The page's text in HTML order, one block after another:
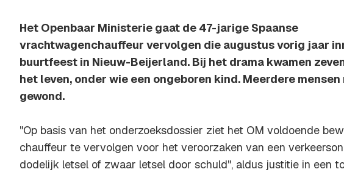
Het Openbaar Ministerie gaat de 47-jarige Spaanse
vrachtwagenchauffeur vervolgen die augustus vorig jaar
buurtfeest in Nieuw-Beijerland. Bij het drama kwamen
het leven, onder wie een ongeboren kind. Meerdere
gewond.
"Op basis van het onderzoeksdossier ziet het OM voldoende
chauffeur te vervolgen voor het veroorzaken van een
dodelijk letsel of zwaar letsel door schuld", aldus justitie in een